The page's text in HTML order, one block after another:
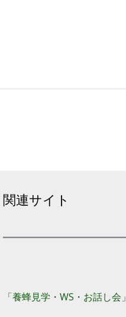
関連サイト
「養蜂見学・WS・お話し会」